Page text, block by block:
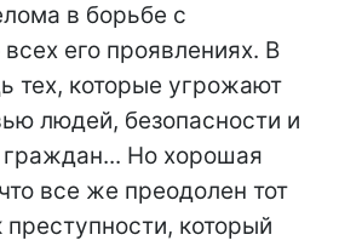
в борьбе с
его проявлениях. В
тех, которые угрожают
людей, безопасности и
граждан... Но хорошая
все же преодолен тот
преступности, который